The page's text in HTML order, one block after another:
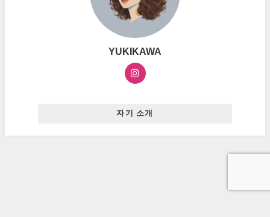
YUKIKAWA
자기 소개